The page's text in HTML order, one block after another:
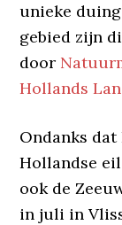
unieke
gebied zijn
door
Hollands
Ondanks dat
Hollandse
ook de
in juli in